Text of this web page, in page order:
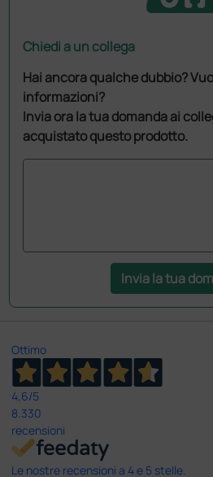
Chiedi a un collega
Hai ancora qualche dubbio?
informazioni?
Invia ora la tua domanda ai
acquistato questo prodotto.
Invia la tua
Ottimo
4,6/5
8.330
recensioni
Le nostre recensioni a 4 e 5 stelle.